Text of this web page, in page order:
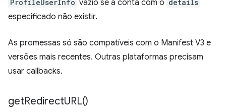
ProfileUserInfo vazio se a conta com o details
especificado não existir.
As promessas só são compatíveis com o Manifest V3 e
versões mais recentes. Outras plataformas precisam
usar callbacks.
getRedirectURL()